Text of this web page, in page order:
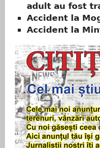
adult au fost
Accident la
Accident la